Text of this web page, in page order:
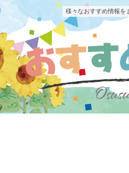
様々なおすすめ情報を